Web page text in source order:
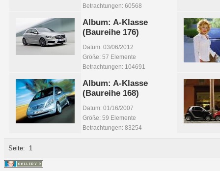
Betrachtungen: 60568
Album: A-Klasse
(Baureihe 176)
Datum: 03/06/2012
Größe: 57 Elemente
Betrachtungen: 104691
Album: A-Klasse
(Baureihe 168)
Datum: 01/16/2007
Größe: 59 Elemente
Betrachtungen: 83254
Seite: 1